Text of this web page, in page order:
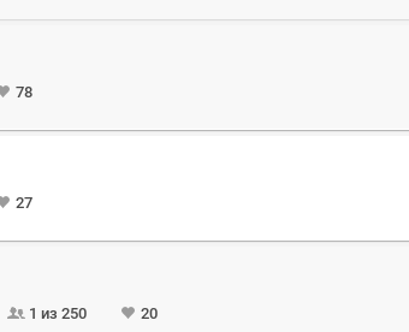
78
27
1 из 250 20